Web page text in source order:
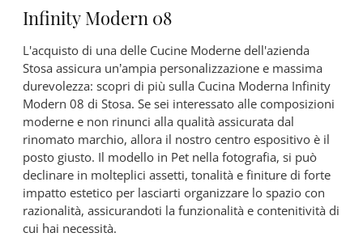
Infinity Modern 08
L'acquisto di una delle Cucine Moderne dell'azienda
Stosa assicura un’ampia personalizzazione e massima
durevolezza: scopri di più sulla Cucina Moderna Infinity
Modern 08 di Stosa. Se sei interessato alle composizioni
moderne e non rinunci alla qualità assicurata dal
rinomato marchio, allora il nostro centro espositivo è il
posto giusto. Il modello in Pet nella fotografia, si può
declinare in molteplici assetti, tonalità e finiture di forte
impatto estetico per lasciarti organizzare lo spazio con
razionalità, assicurandoti la funzionalità e contenitività di
cui hai necessità.